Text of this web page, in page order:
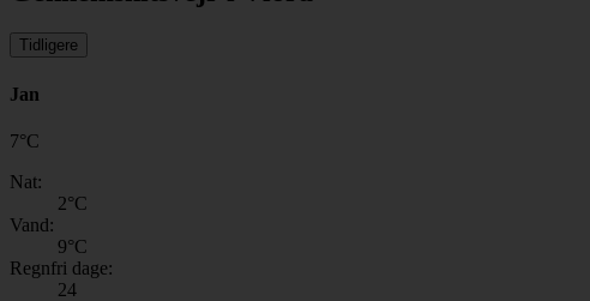
Tidligere
Jan
7°C
Nat:
2°C
Vand:
9°C
Regnfri dage:
24